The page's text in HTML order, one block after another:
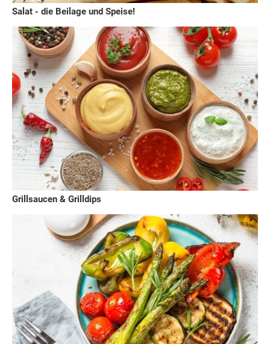
Salat - die Beilage und Speise!
Grillsaucen & Grilldips